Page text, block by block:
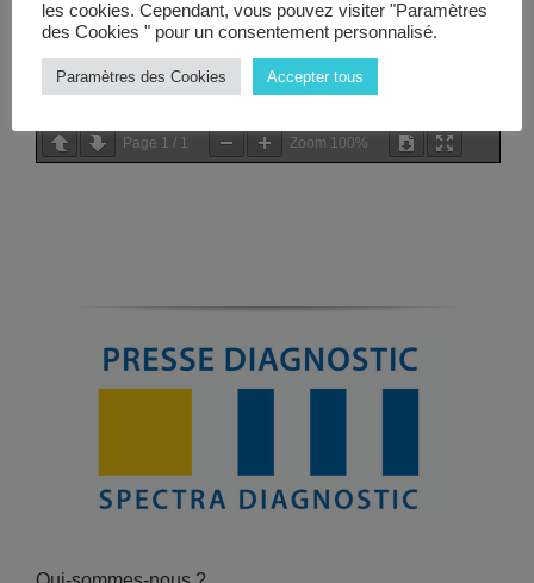
Page 1 / 1 Zoom 100%
les cookies. Cependant, vous pouvez visiter "Paramètres
des Cookies " pour un consentement personnalisé.
Paramètres des Cookies Accepter tous